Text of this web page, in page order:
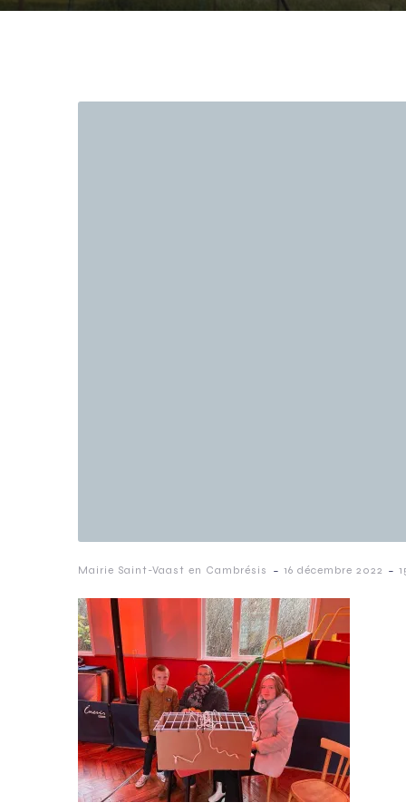
Mairie Saint-Vaast en Cambrésis - 16 décembre 2022 -